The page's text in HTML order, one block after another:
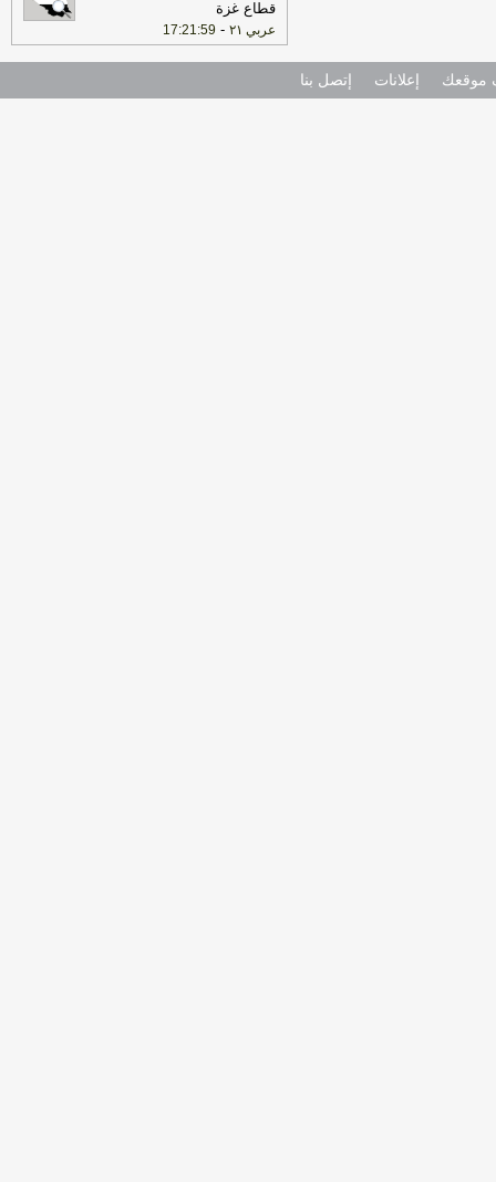
قطاع غزة
عربي ٢١ -
17:21:59
موقعك إعلانات إتصل بنا